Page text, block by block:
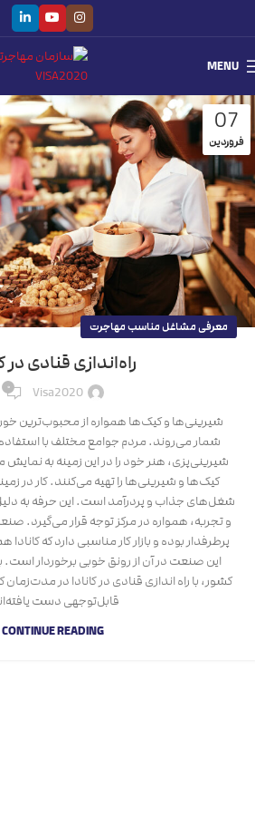
MENU
07
فروردین
معرفی مشاغل مناسب مهاجرت
راه‌اندازی قنادی در
Visa2020 ۰
شیرینی‌ها و کیک‌ها همواره از محبوب‌ترین
شمار می‌روند. مردم جوامع مختلف با استفاده
شیرینی‌پزی، هنر خود را در این زمینه به نمایش
کیک‌ها و شیرینی‌ها را تهیه می‌کنند. کار در
شغل‌های جذاب و پردرآمد است. این حرفه به دلیل
و تجربه، همواره در مرکز توجه قرار می‌گیرد.
پرطرفدار بوده و بازار کار مناسبی دارد که
این صنعت در آن از رونق خوبی برخوردار است.
کشور، با راه اندازی قنادی در کانادا در
قابل‌توجهی دست
CONTINUE READING